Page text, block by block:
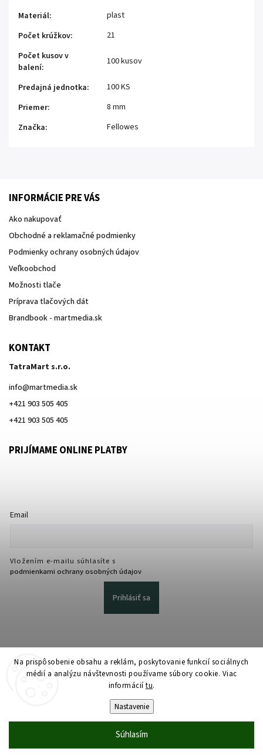
Na prispôsobenie obsahu a reklám, poskytovanie funkcií sociálnych
médií a analýzu návštevnosti používame súbory cookie. Viac
informáciítu.
Nastavenie
Súhlasím
Materiál:
plast
Počet krúžkov:
21
Počet kusov v
balení:
100 kusov
Predajná jednotka:
100 KS
Priemer:
8 mm
Značka: Fellowes
INFORMÁCIE PRE VÁS
Ako nakupovať
Obchodné a reklamačné podmienky
Podmienky ochrany osobných údajov
Veľkoobchod
Možnosti tlače
Príprava tlačových dát
Brandbook - martmedia.sk
KONTAKT
TatraMart s.r.o.
info@martmedia.sk
+421 903 505 405
+421 903 505 405
PRIJÍMAME ONLINE PLATBY
Email
Vložením e-mailu súhlasíte s
podmienkami ochrany osobných údajov
Prihlásiť sa
Upraviť nastavenie cookies